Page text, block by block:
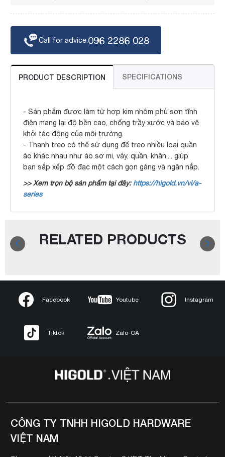
Call for advice:096 2286 028
PRODUCT DESCRIPTION SPECIFICATIONS
- Sản phẩm được làm từ hợp kim nhôm phủ sơn tĩnh
điện mang lại độ bền cao, chống trầy xước và bảo vệ
khỏi tác động của môi trường.
- Thanh treo có thể sử dụng để treo nhiều loại quần
áo khác nhau như áo sơ mi, váy, quần, khăn,... giúp
bạn sắp xếp đồ đạc một cách gọn gàng và ngăn nắp.
>> Xem trọn bộ sản phẩm tại đây:https://higold.vn/vi/a-
series
RELATED PRODUCTS
Facebook Youtube Instagram
Tiktok Zalo-OA
CÔNG TY TNHH HIGOLD HARDWARE
VIỆT NAM